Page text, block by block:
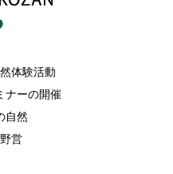
体験活動
ナーの開催
自然
営